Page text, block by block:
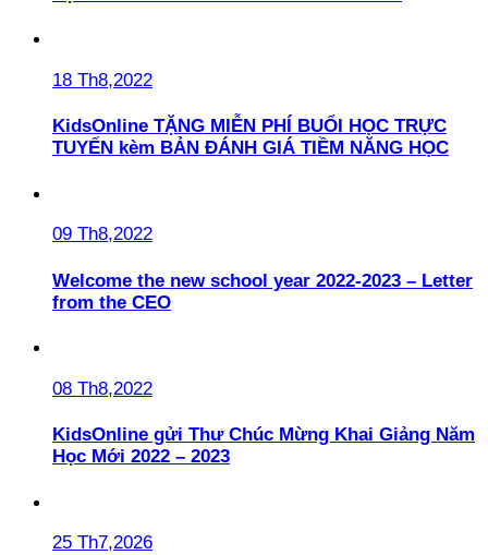
18 Th8,2022
KidsOnline TẶNG MIỄN PHÍ BUỔI HỌC TRỰC
TUYẾN kèm BẢN ĐÁNH GIÁ TIỀM NĂNG HỌC
09 Th8,2022
Welcome the new school year 2022-2023 – Letter
from the CEO
08 Th8,2022
KidsOnline gửi Thư Chúc Mừng Khai Giảng Năm
Học Mới 2022 – 2023
25 Th7,2026